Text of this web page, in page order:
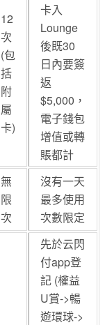
12
次
(包
括
附
屬
卡)
卡入
Lounge
後既30
日內要簽
返
$5,000，
電子錢包
增值或轉
賬都計
無
限
次
沒有一天
最多使用
次數限定
先於云閃
付app登
記 (權益
U賞->暢
遊環球->